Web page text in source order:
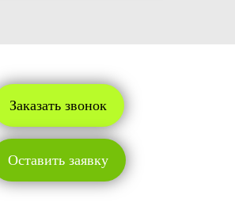
Заказать звонок
Оставить заявку